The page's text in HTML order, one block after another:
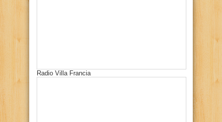
Radio Villa Francia